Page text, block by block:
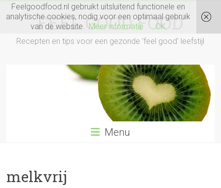
naar
FEEL GOOD FOOD
Recepten en tips voor een gezonde 'feel good' leefstijl
Menu
melkvrij
Feelgoodfood.nl gebruikt uitsluitend functionele en
analytische cookies, nodig voor een optimaal gebruik
van de website. Meer informatie OK